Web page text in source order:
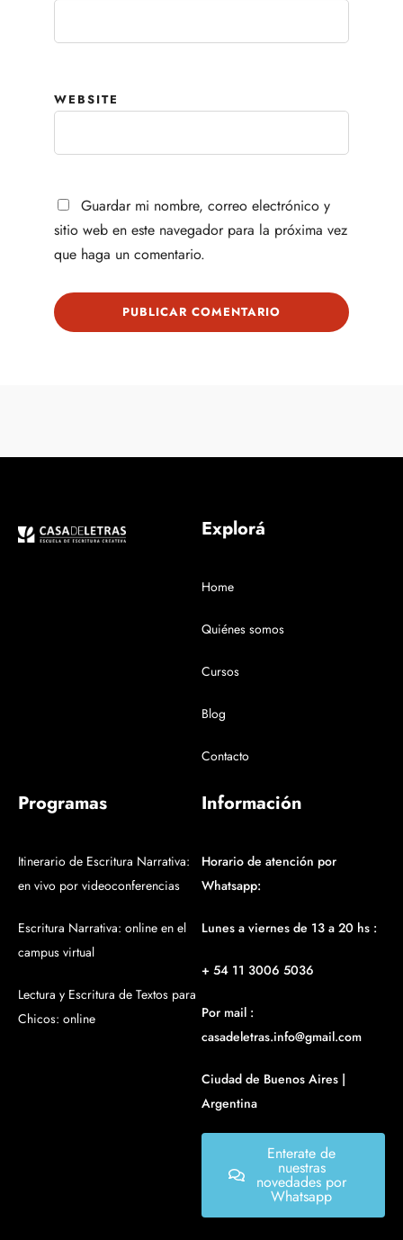
WEBSITE
Guardar mi nombre, correo electrónico y
sitio web en este navegador para la próxima vez
que haga un comentario.
Explorá
Home
Quiénes somos
Cursos
Blog
Contacto
Programas
Itinerario de Escritura Narrativa:
en vivo por videoconferencias
Escritura Narrativa: online en el
campus virtual
Lectura y Escritura de Textos para
Chicos: online
Información
Horario de atención por
Whatsapp:
Lunes a viernes de 13 a 20 hs :
+ 54 11 3006 5036
Por mail :
casadeletras.info@gmail.com
Ciudad de Buenos Aires |
Argentina
Enterate de
nuestras
novedades por
Whatsapp